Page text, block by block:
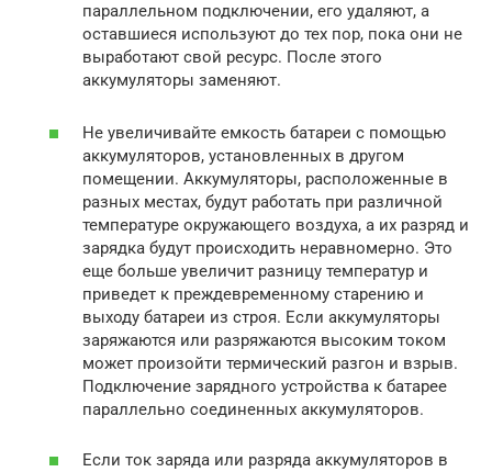
параллельном подключении, его удаляют, а
оставшиеся используют до тех пор, пока они не
выработают свой ресурс. После этого
аккумуляторы заменяют.
Не увеличивайте емкость батареи с помощью
аккумуляторов, установленных в другом
помещении. Аккумуляторы, расположенные в
разных местах, будут работать при различной
температуре окружающего воздуха, а их разряд и
зарядка будут происходить неравномерно. Это
еще больше увеличит разницу температур и
приведет к преждевременному старению и
выходу батареи из строя. Если аккумуляторы
заряжаются или разряжаются высоким током
может произойти термический разгон и взрыв.
Подключение зарядного устройства к батарее
параллельно соединенных аккумуляторов.
Если ток заряда или разряда аккумуляторов в